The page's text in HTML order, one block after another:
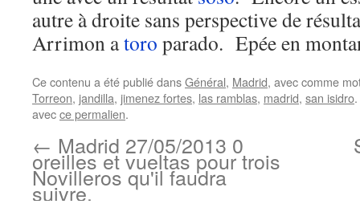
autre à droite sans perspective de
Arrimon atoro parado. Epée en
Ce contenu a été publié dansGénéral, Madrid, avec comme
Torreon, jandilla, jimenez fortes, las ramblas, madrid, san isidro
avecce permalien.
← Madrid 27/05/2013 0
oreilles et vueltas pour trois
Novilleros qu'il faudra
suivre.